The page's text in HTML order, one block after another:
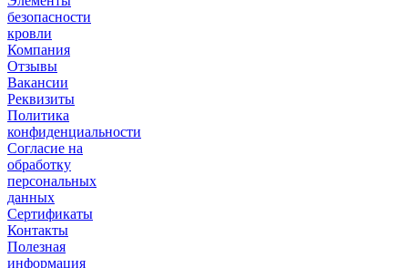
безопасности
кровли
Компания
Отзывы
Вакансии
Реквизиты
Политика
конфиденциальности
Согласие на
обработку
персональных
данных
Сертификаты
Контакты
Полезная
информация